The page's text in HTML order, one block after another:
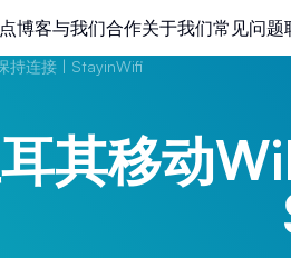
博客与我们合作关于我们常见问题
持连接 | StayinWifi
其移动